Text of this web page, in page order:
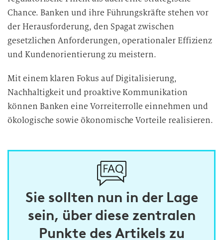
Chance. Banken und ihre Führungskräfte stehen vor
der Herausforderung, den Spagat zwischen
gesetzlichen Anforderungen, operationaler Effizienz
und Kundenorientierung zu meistern.
Mit einem klaren Fokus auf Digitalisierung,
Nachhaltigkeit und proaktive Kommunikation
können Banken eine Vorreiterrolle einnehmen und
ökologische sowie ökonomische Vorteile realisieren.
Sie sollten nun in der Lage
sein, über diese zentralen
Punkte des Artikels zu